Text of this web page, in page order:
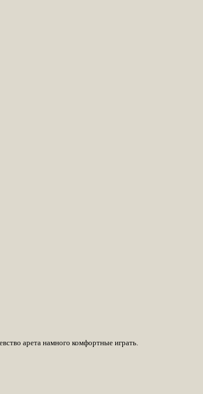
арета намного комфортные играть.